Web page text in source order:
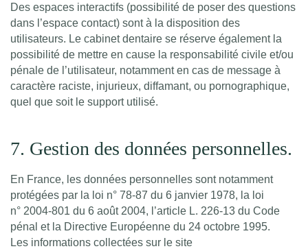
Des espaces interactifs (possibilité de poser des questions
dans l’espace contact) sont à la disposition des
utilisateurs. Le cabinet dentaire se réserve également la
possibilité de mettre en cause la responsabilité civile et/ou
pénale de l’utilisateur, notamment en cas de message à
caractère raciste, injurieux, diffamant, ou pornographique,
quel que soit le support utilisé.
7. Gestion des données personnelles.
En France, les données personnelles sont notamment
protégées par la loi n° 78-87 du 6 janvier 1978, la loi
n° 2004-801 du 6 août 2004, l’article L. 226-13 du Code
pénal et la Directive Européenne du 24 octobre 1995.
Les informations collectées sur le site